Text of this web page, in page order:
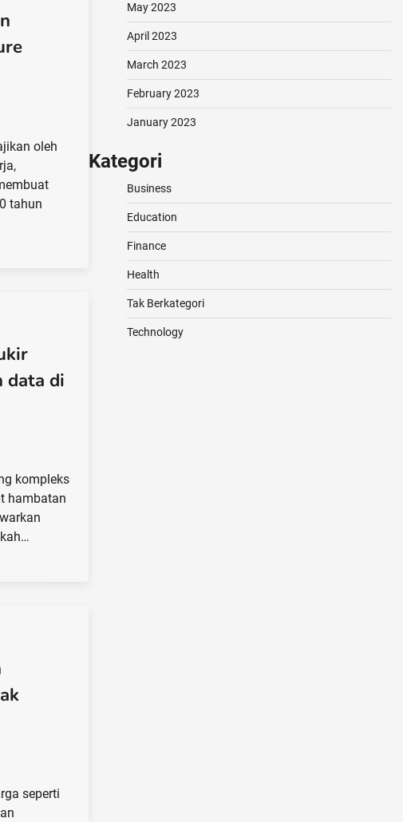
oleh
tahun
data di
kompleks
hambatan
seperti
May 2023
April 2023
March 2023
February 2023
January 2023
Kategori
Business
Education
Finance
Health
Tak Berkategori
Technology